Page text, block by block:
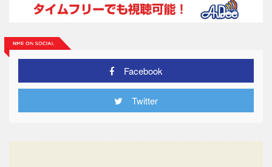
Facebook
Twitter